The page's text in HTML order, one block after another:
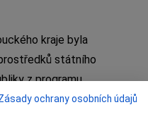
kraje byla
státního
z programu
rozvoj
ochrany osobních údajů